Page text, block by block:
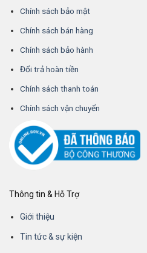
Chính sách bảo mật
Chính sách bán hàng
Chính sách bảo hành
Đổi trả hoàn tiền
Chính sách thanh toán
Chính sách vận chuyển
Thông tin & Hỗ Trợ
Giới thiệu
Tin tức & sự kiện